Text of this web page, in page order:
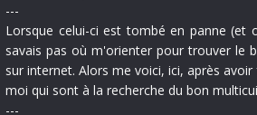
---
Lorsque celui-ci est tombé en panne (et
savais pas où m'orienter pour trouver le
sur internet. Alors me voici, ici, après
moi qui sont à la recherche du bon
---